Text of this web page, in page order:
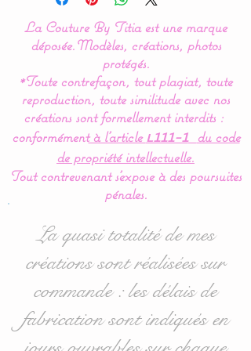
Nos modèles de turbulette,
gigoteuse sont
entièrement réalisés en
coton Bio (Made in France)
pour en faire un vrai nid
douillé et confortable.
Pour le confort et le bien
est entièrement doublée de
ouatine ce qui lui donne un
moelleux idéal.
Cette turbulette gigoteuse
se ferme à l’aide d’une
La Couture By Titia est une marque
déposée.Modèles, créations, photos
protégés.
*Toute contrefaçon, tout plagiat, toute
reproduction, toute similitude avec nos
créations sont formellement interdits :
conformémentà l’article L111-1
du code
de propriété intellectuelle.
Tout contrevenant s'expose à des poursuites
pénales.
La quasi totalité de mes
créations sont réalisées sur
commande : les délais de
fabrication sont indiqués en